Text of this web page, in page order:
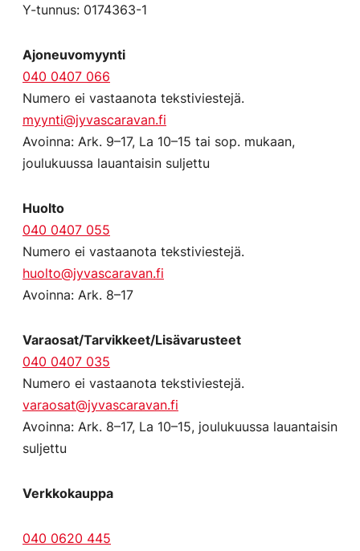
Y-tunnus: 0174363-1
Ajoneuvomyynti
040 0407 066
Numero ei vastaanota tekstiviestejä.
myynti@jyvascaravan.fi
Avoinna: Ark. 9–17, La 10–15 tai sop. mukaan,
joulukuussa lauantaisin suljettu
Huolto
040 0407 055
Numero ei vastaanota tekstiviestejä.
huolto@jyvascaravan.fi
Avoinna: Ark. 8–17
Varaosat/Tarvikkeet/Lisävarusteet
040 0407 035
Numero ei vastaanota tekstiviestejä.
varaosat@jyvascaravan.fi
Avoinna: Ark. 8–17, La 10–15, joulukuussa lauantaisin
suljettu
Verkkokauppa
040 0620 445